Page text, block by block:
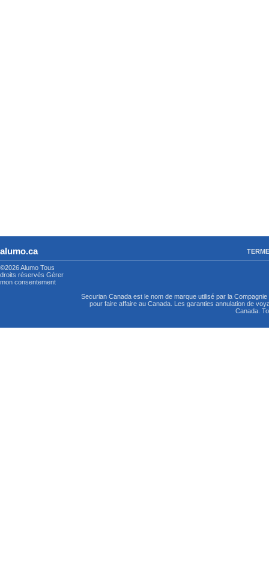
alumo.ca
©2026 Alumo Tous
droits réservés Gérer
mon consentement
Securian Canada est le nom de marque utilisé par la
pour faire affaire au Canada. Les garanties annulation de
Canada.